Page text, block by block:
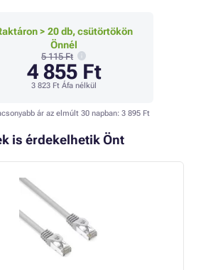
> 20 db, csütörtökön
Önnél
5 115 Ft
4 855 Ft
3 823 Ft Áfa nélkül
ár az elmúlt 30 napban: 3 895 Ft
is érdekelhetik Önt